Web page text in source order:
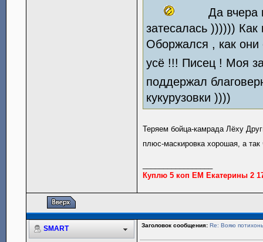
Да вчера
затесалась ))))))
Оборжался , как
усё !!! Писец ! Моя
поддержал
кукурузовки ))))
Теряем бойца-камрада Лёху
плюс-маскировка хорошая, а
Куплю 5 коп ЕМ Екатерины 2
SMART Заголовок сообщения: Re: Вояю